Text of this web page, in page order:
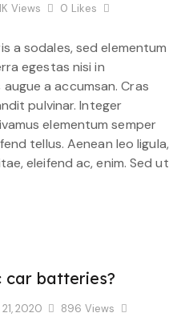
Views 0 Likes
a sodales, sed elementum
egestas nisi in
a accumsan. Cras
pulvinar. Integer
elementum semper
tellus. Aenean leo ligula,
eleifend ac, enim. Sed ut
batteries?
2020 896 Views